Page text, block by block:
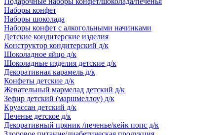
Наборы конфет
Наборы шоколада
Наборы конфет с алкогольными начинками
Детские кондитерские изделия
Конструктор кондитерский д/к
Шоколадное яйцо д/к
Шоколадные изделия детские д/к
Декоративная карамель д/к
Конфеты детские д/к
Жевательный мармелад детский д/к
Зефир детский (маршмеллоу) д/к
Круассан детский д/к
Печенье детское д/к
Декоративный пряник /печенье/кейк попс д/к